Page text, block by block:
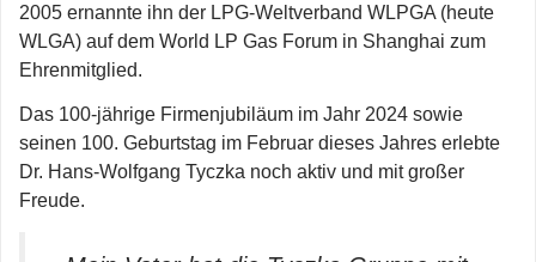
2005 ernannte ihn der LPG-Weltverband WLPGA (heute
WLGA) auf dem World LP Gas Forum in Shanghai zum
Ehrenmitglied.
Das 100-jährige Firmenjubiläum im Jahr 2024 sowie
seinen 100. Geburtstag im Februar dieses Jahres erlebte
Dr. Hans-Wolfgang Tyczka noch aktiv und mit großer
Freude.